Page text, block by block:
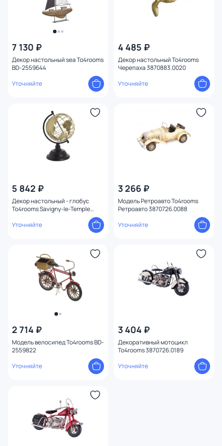
7 130 ₽
Декор настольный sea To4rooms
BD-2559644
Уточняйте
4 485 ₽
Декор настольный To4rooms
Черепаха 3870883.0020
Уточняйте
5 842 ₽
Декор настольный - глобус
To4rooms Savigny-le-Temple
Уточняйте
3 266 ₽
Модель Ретроавто To4rooms
Ретроавто 3870726.0088
Уточняйте
2 714 ₽
Модель велосипед To4rooms BD-
2559822
Уточняйте
3 404 ₽
Декоративный мотоцикл
To4rooms 3870726.0189
Уточняйте